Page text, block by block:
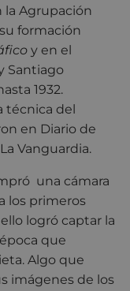
la Agrupación
formación
y en el
Santiago
1932.
técnica del
en Diario de
Vanguardia.
una cámara
los primeros
logró captar la
que
Algo que
imágenes de los